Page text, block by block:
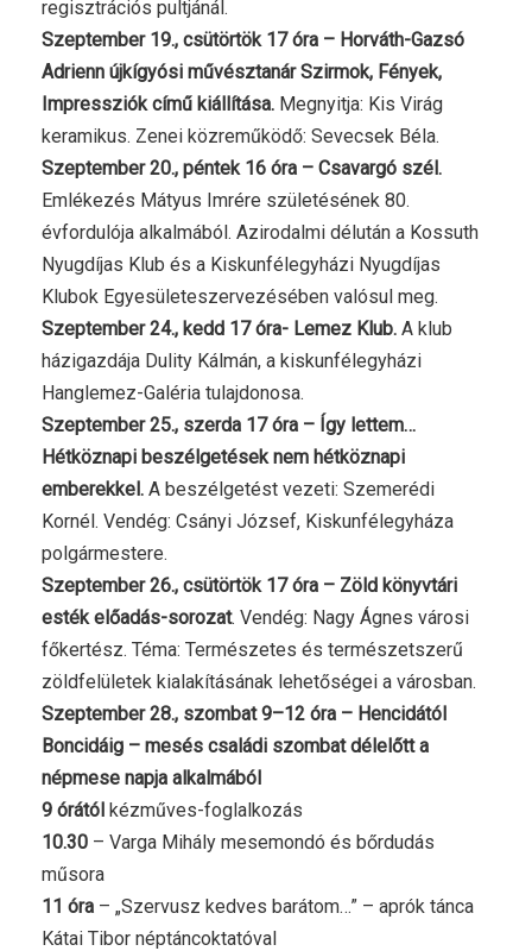
regisztrációs pultjánál.
Szeptember 19., csütörtök 17 óra – Horváth-Gazsó
Adrienn újkígyósi művésztanár Szirmok, Fények,
Impressziók című kiállítása. Megnyitja: Kis Virág
keramikus. Zenei közreműködő: Sevecsek Béla.
Szeptember 20., péntek 16 óra – Csavargó szél.
Emlékezés Mátyus Imrére születésének 80.
évfordulója alkalmából. Azirodalmi délután a Kossuth
Nyugdíjas Klub és a Kiskunfélegyházi Nyugdíjas
Klubok Egyesületeszervezésében valósul meg.
Szeptember 24., kedd 17 óra- Lemez Klub. A klub
házigazdája Dulity Kálmán, a kiskunfélegyházi
Hanglemez-Galéria tulajdonosa.
Szeptember 25., szerda 17 óra – Így lettem…
Hétköznapi beszélgetések nem hétköznapi
emberekkel. A beszélgetést vezeti: Szemerédi
Kornél. Vendég: Csányi József, Kiskunfélegyháza
polgármestere.
Szeptember 26., csütörtök 17 óra – Zöld könyvtári
esték előadás-sorozat. Vendég: Nagy Ágnes városi
főkertész. Téma: Természetes és természetszerű
zöldfelületek kialakításának lehetőségei a városban.
Szeptember 28., szombat 9–12 óra – Hencidától
Boncidáig – mesés családi szombat délelőtt a
népmese napja alkalmából
9 órától kézműves-foglalkozás
10.30 – Varga Mihály mesemondó és bőrdudás
műsora
11 óra – „Szervusz kedves barátom…” – aprók tánca
Kátai Tibor néptáncoktatóval